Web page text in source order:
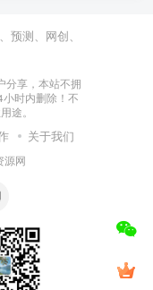
预测、网创、
分享，本站不拥
时内删除！不
途。
关于我们
源网